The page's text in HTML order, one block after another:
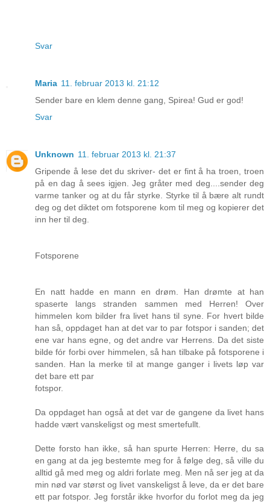
Svar
Maria 11. februar 2013 kl. 21:12
Sender bare en klem denne gang, Spirea! Gud er god!
Svar
Unknown 11. februar 2013 kl. 21:37
Gripende å lese det du skriver- det er fint å ha troen, troen
på en dag å sees igjen. Jeg gråter med deg....sender deg
varme tanker og at du får styrke. Styrke til å bære alt rundt
deg og det diktet om fotsporene kom til meg og kopierer det
inn her til deg.
Fotsporene
En natt hadde en mann en drøm. Han drømte at han
spaserte langs stranden sammen med Herren! Over
himmelen kom bilder fra livet hans til syne. For hvert bilde
han så, oppdaget han at det var to par fotspor i sanden; det
ene var hans egne, og det andre var Herrens. Da det siste
bilde fór forbi over himmelen, så han tilbake på fotsporene i
sanden. Han la merke til at mange ganger i livets løp var
det bare ett par
fotspor.
Da oppdaget han også at det var de gangene da livet hans
hadde vært vanskeligst og mest smertefullt.
Dette forsto han ikke, så han spurte Herren: Herre, du sa
en gang at da jeg bestemte meg for å følge deg, så ville du
alltid gå med meg og aldri forlate meg. Men nå ser jeg at da
min nød var størst og livet vanskeligst å leve, da er det bare
ett par fotspor. Jeg forstår ikke hvorfor du forlot meg da jeg